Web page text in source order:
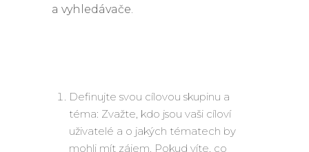
a vyhledávače.
Definujte svou cílovou skupinu a
téma: Zvažte, kdo jsou vaši cíloví
uživatelé a o jakých tématech by
mohli mít zájem. Pokud víte, co